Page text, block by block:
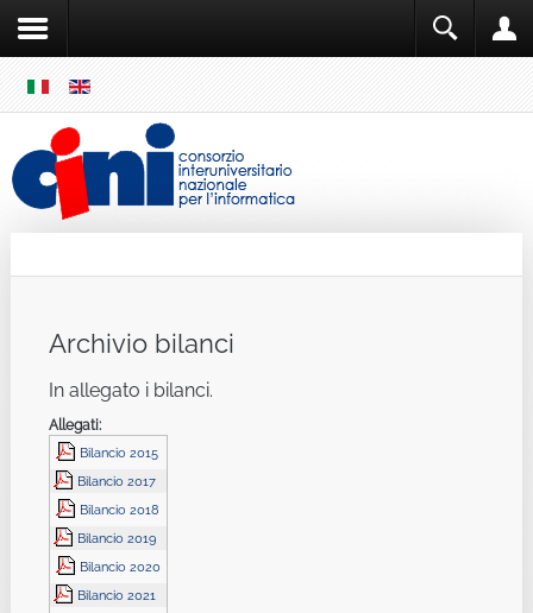
MENU
Archivio bilanci
In allegato i bilanci.
Allegati:
Bilancio 2015
Bilancio 2017
Bilancio 2018
Bilancio 2019
Bilancio 2020
Bilancio 2021